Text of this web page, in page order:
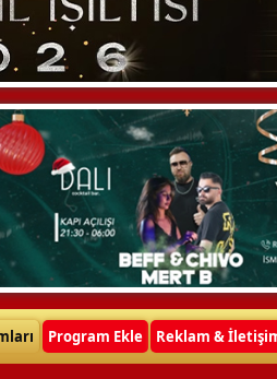
Program Ekle Reklam &